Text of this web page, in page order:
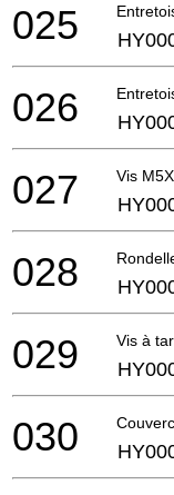
025
026
Vis
027
028
Vis à
029
030